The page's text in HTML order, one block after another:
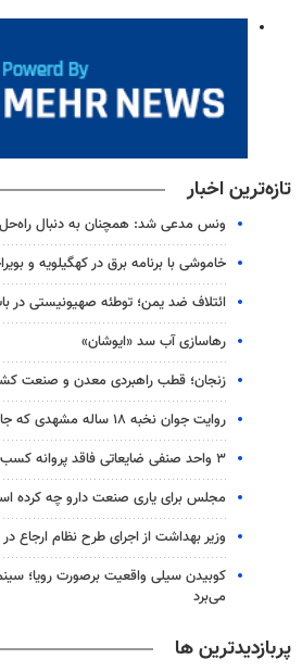
تازه‌ترین اخبار
ونس مدعی شد: همچنان به دنبال راه‌حل
خاموشی با برنامه برق در کهگیلویه و
ائتلاف ضد یمن؛ توطئه صهیونیستی در
رهاسازی آب سد «ایوشان»
زنجان؛ قطب راهبردی معدن و صنعت
روایت جوان نخبه ۱۸ ساله مشهدی که جانش را سپر امنیت مردم کرد
۳ واحد صنفی ضایعاتی فاقد پروانه کسب در آران و بیدگل پلمب شد
مجلس برای یاری صنعت دارو چه کرده
وزیر بهداشت از اجرای طرح نظام ارجاع در
کوبیدن سیلی واقعیت برصورت رویا؛
می‌برد
پربازدیدترین ها